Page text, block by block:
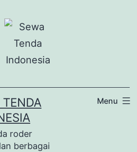
roder
berbagai
Menu